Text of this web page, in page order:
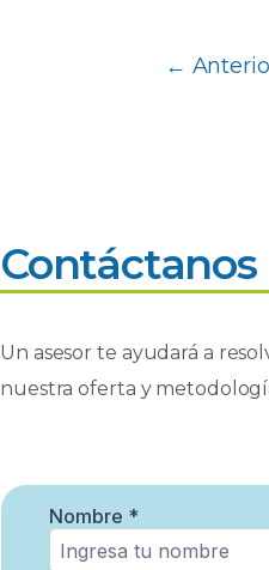
←
Contáctanos
Un asesor te ayudará a
nuestra oferta y